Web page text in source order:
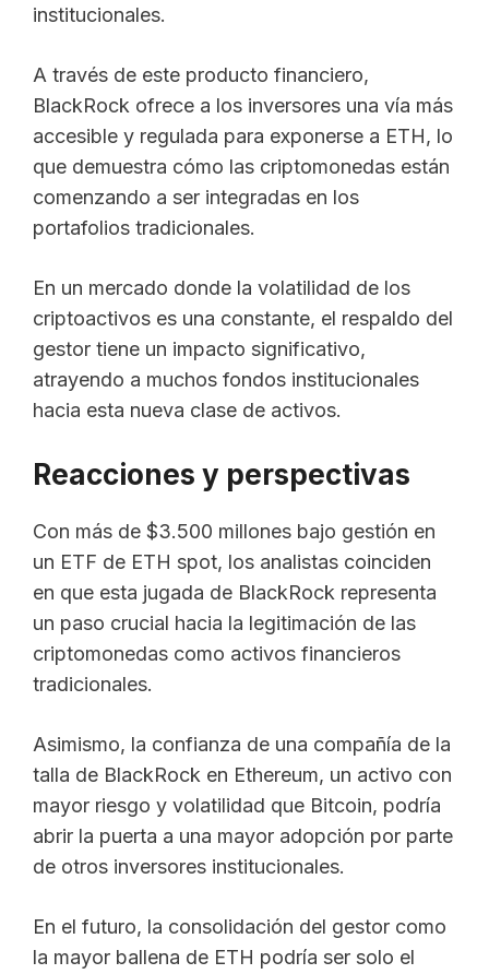
institucionales.
A través de este producto financiero,
BlackRock ofrece a los inversores una vía más
accesible y regulada para exponerse a ETH, lo
que demuestra cómo las criptomonedas están
comenzando a ser integradas en los
portafolios tradicionales.
En un mercado donde la volatilidad de los
criptoactivos es una constante, el respaldo del
gestor tiene un impacto significativo,
atrayendo a muchos fondos institucionales
hacia esta nueva clase de activos.
Reacciones y perspectivas
Con más de $3.500 millones bajo gestión en
un ETF de ETH spot, los analistas coinciden
en que esta jugada de BlackRock representa
un paso crucial hacia la legitimación de las
criptomonedas como activos financieros
tradicionales.
Asimismo, la confianza de una compañía de la
talla de BlackRock en Ethereum, un activo con
mayor riesgo y volatilidad que Bitcoin, podría
abrir la puerta a una mayor adopción por parte
de otros inversores institucionales.
En el futuro, la consolidación del gestor como
la mayor ballena de ETH podría ser solo el